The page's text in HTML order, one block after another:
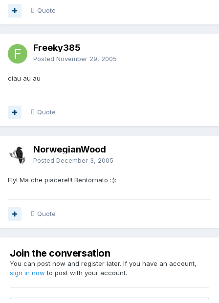
Quote
Freeky385
Posted November 29, 2005
ciau au au
Quote
NorwegianWood
Posted December 3, 2005
Fly! Ma che piacere!!! Bentornato ::):
Quote
Join the conversation
You can post now and register later. If you have an account,
sign in now to post with your account.